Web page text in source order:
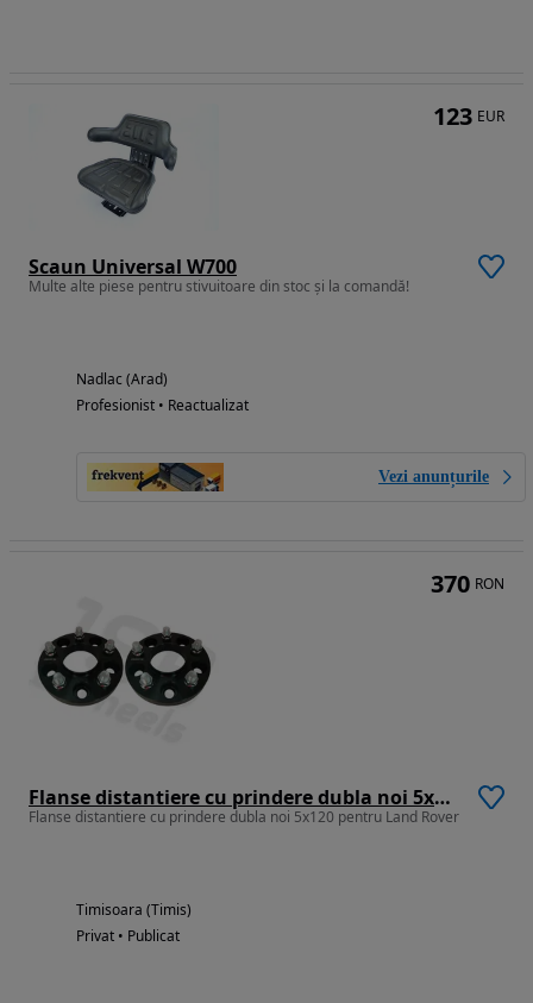
Scaun Universal W700
Multe alte piese pentru stivuitoare din stoc și la comandă!
Nadlac (Arad)
Profesionist • Reactualizat
Vezi anunțurile
123 EUR
Flanse distantiere cu prindere dubla noi 5x120 pentru Land Rover
Flanse distantiere cu prindere dubla noi 5x120 pentru Land Rover
Timisoara (Timis)
Privat • Publicat
370 RON